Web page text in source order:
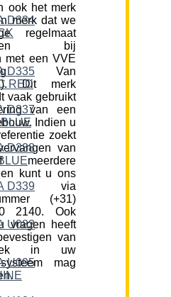
ook het merk
merk dat we
regelmaat
bij
met een VVE
Van
Dit merk
vaak gebruikt
van een
Indien u
zoekt
van
kunt u ons
via
(+31)
2140. Ook
vragen heeft
van
in uw
mag